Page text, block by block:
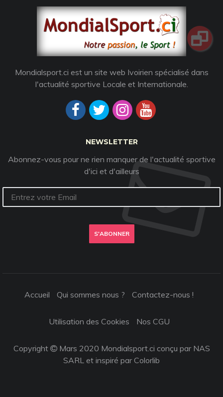
Mondialsport.ci est un site web Ivoirien spécialisé dans
l'actualité sportive Locale et Internationale.
NEWSLETTER
Abonnez-vous pour ne rien manquer de l'actualité sportive
d'ici et d'ailleurs
S'ABONNER
Accueil Qui sommes nous ? Contactez-nous !
Utilisation des Cookies Nos CGU
Copyright
Mars 2020 Mondialsport.ci conçu par NAS
SARL et inspiré parColorlib